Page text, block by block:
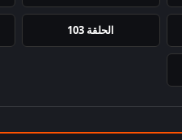
الحلقة 103